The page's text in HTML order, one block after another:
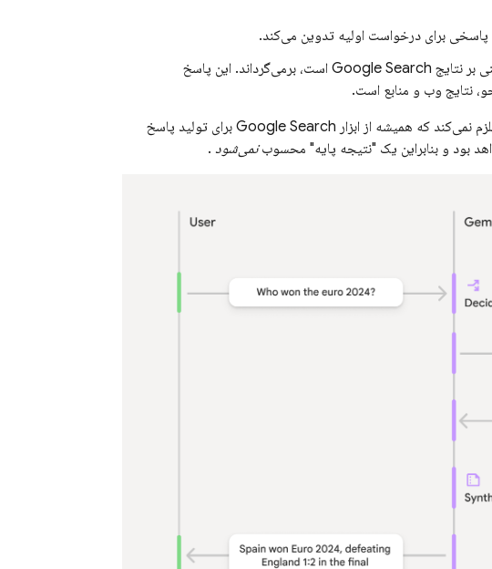
پاسخی برای درخواست اولیه تدوین می‌کند.
بر نتایج Google Search است، برمی‌گرداند. این پاسخ
نتایج وب و منابع است.
نمی‌کند که همیشه از ابزار Google Search برای تولید پاسخ
بود و بنابراین یک "نتیجه پایه" محسوبنمی‌شود .